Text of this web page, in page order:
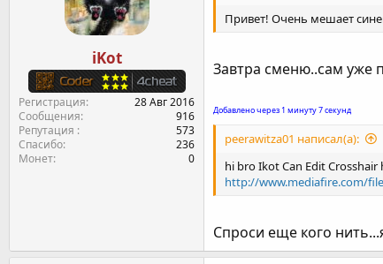
iKot
Регистрация
28 Авг 2016
Сообщения
916
Репутация
573
Спасибо
236
Монет
0
Привет! Очень мешает
Завтра сменю..сам уже
Добавлено через 1 минуту 7 секунд
peerawitza01 написал(а):
hi bro Ikot Can Edit Crosshair
http://www.mediafire.com/
Спроси еще кого